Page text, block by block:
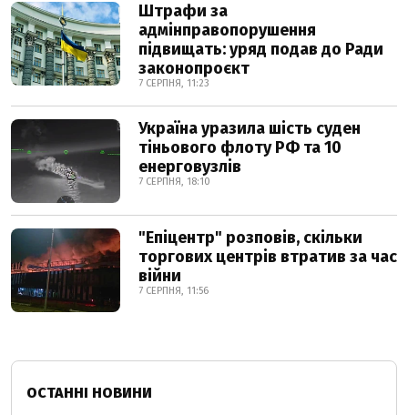
Штрафи за
адмінправопорушення
підвищать: уряд подав до Ради
законопроєкт
7 СЕРПНЯ, 11:23
Україна уразила шість суден
тіньового флоту РФ та 10
енерговузлів
7 СЕРПНЯ, 18:10
"Епіцентр" розповів, скільки
торгових центрів втратив за час
війни
7 СЕРПНЯ, 11:56
ОСТАННІ НОВИНИ